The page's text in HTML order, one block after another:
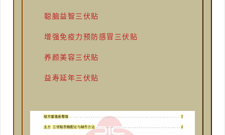
聪脑益智三伏贴
增强免疫力预防感冒三伏贴
养颜美容三伏贴
益寿延年三伏贴